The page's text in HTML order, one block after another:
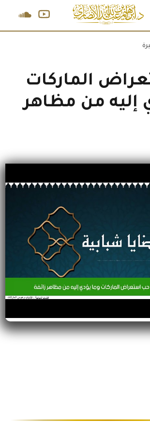
الماركات
إليه من مظاهر